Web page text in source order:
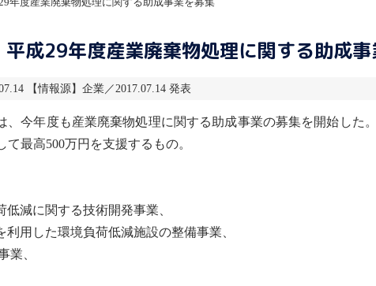
成29年度産業廃棄物処理に関する助成
【情報源】企業／2017.07.14 発表
、今年度も産業廃棄物処理に関する助成事業の募集を開始した
最高500万円を支援するもの。
低減に関する技術開発事業、
利用した環境負荷低減施設の整備事業、
業、